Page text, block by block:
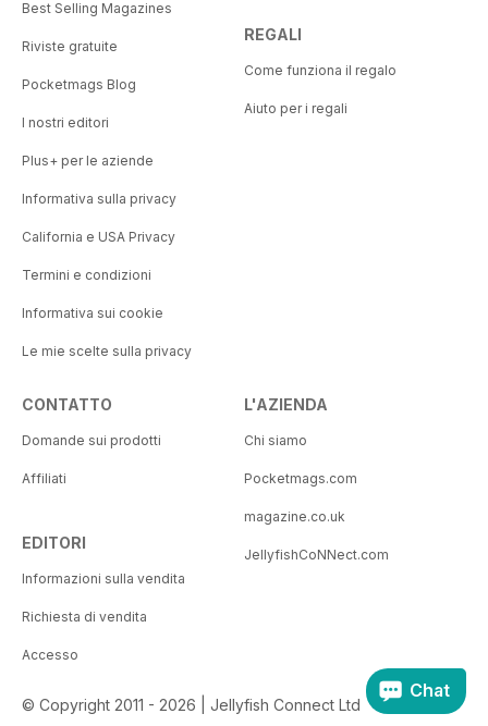
Best Selling Magazines
Riviste gratuite
Pocketmags Blog
I nostri editori
Plus+ per le aziende
Informativa sulla privacy
California e USA Privacy
Termini e condizioni
Informativa sui cookie
Le mie scelte sulla privacy
REGALI
Come funziona il regalo
Aiuto per i regali
CONTATTO
Domande sui prodotti
Affiliati
EDITORI
Informazioni sulla vendita
Richiesta di vendita
Accesso
L'AZIENDA
Chi siamo
Pocketmags.com
magazine.co.uk
JellyfishCoNNect.com
© Copyright 2011 - 2026 | Jellyfish Connect Ltd
Chat